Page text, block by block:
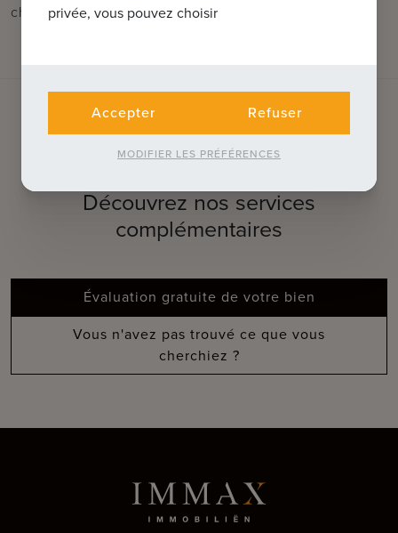
chambre à coucher avec accès à la 2ème terrasse.
QUE POUVONS-NOUS FAIRE POUR
Découvrez nos services
complémentaires
Évaluation gratuite de votre bien
Vous n'avez pas trouvé ce que vous
cherchiez ?
privée, vous pouvez choisir
Accepter Refuser
MODIFIER LES PRÉFÉRENCES